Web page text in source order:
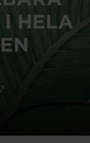
I HELA